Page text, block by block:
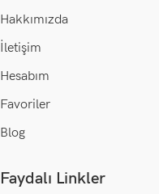
Hakkımızda
İletişim
Hesabım
Favoriler
Blog
Faydalı Linkler